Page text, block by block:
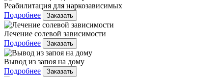
Реабилитация для наркозависимых
Подробнее
Заказать
Лечение солевой зависимости
Подробнее
Заказать
Вывод из запоя на дому
Подробнее
Заказать